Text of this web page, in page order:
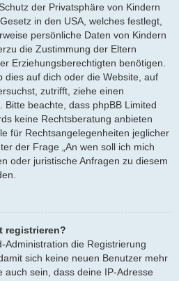
der Privatsphäre von Kindern
in den USA, welches festlegt,
persönliche Daten von Kindern
die Zustimmung der Eltern
Erziehungsberechtigten benötigen.
dies auf dich oder die Website, auf
zutrifft, ziehe einen
Bitte beachte, dass phpBB Limited
keine Rechtsberatung anbieten
für Rechtsangelegenheiten jeglicher
der Frage „An wen soll ich mich
oder juristische Anfragen zu diesem
registrieren?
Administration die Registrierung
sich keine neuen Benutzer mehr
auch sein, dass deine IP-Adresse